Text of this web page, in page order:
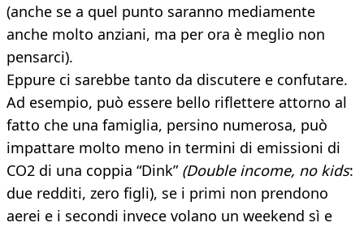
(anche se a quel punto saranno mediamente
anche molto anziani, ma per ora è meglio non
pensarci).
Eppure ci sarebbe tanto da discutere e confutare.
Ad esempio, può essere bello riflettere attorno al
fatto che una famiglia, persino numerosa, può
impattare molto meno in termini di emissioni di
CO2 di una coppia “Dink” (Double income, no kids:
due redditi, zero figli), se i primi non prendono
aerei e i secondi invece volano un weekend sì e